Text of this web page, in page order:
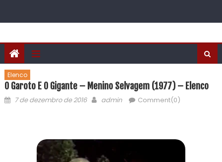
Elenco
O Garoto E O Gigante – Menino Selvagem (1977) – Elenco
7 de dezembro de 2016 admin Comment(0)